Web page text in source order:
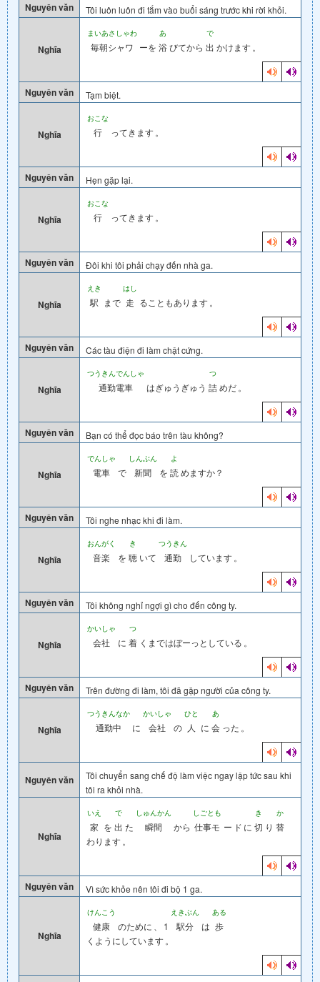
Nguyên văn Tôi luôn luôn đi tắm vào buổi sáng trước khi rời khỏi.
Nghĩa
まいあさしゃわ
毎朝シャワ ーを
あ
浴びてから
で
出 かけます 。
Nguyên văn Tạm biệt.
Nghĩa
おこな
行 ってきます 。
Nguyên văn Hẹn gặp lại.
Nghĩa
おこな
行 ってきます 。
Nguyên văn Đôi khi tôi phải chạy đến nhà ga.
Nghĩa
えき
駅 まで
はし
走 ることもあります 。
Nguyên văn Các tàu điện đi làm chật cứng.
Nghĩa
つうきんでんしゃ
通勤電車 はぎゅうぎゅう
つ
詰めだ 。
Nguyên văn Bạn có thể đọc báo trên tàu không?
Nghĩa
でんしゃ
電車 で
しんぶん
新聞 を
よ
読めますか？
Nguyên văn Tôi nghe nhạc khi đi làm.
Nghĩa
おんがく
音楽 を
き
聴 いて
つうきん
通勤 しています 。
Nguyên văn Tôi không nghỉ ngợi gì cho đến công ty.
Nghĩa
かいしゃ
会社 に
つ
着 くまではぼーっとしている 。
Nguyên văn Trên đường đi làm, tôi đã gặp người của công ty.
Nghĩa
つうきんなか
通勤中 に
かいしゃ
会社 の
ひと
人 に
あ
会 った 。
Nguyên văn
Tôi chuyển sang chế độ làm việc ngay lập tức sau khi
tôi ra khỏi nhà.
Nghĩa
いえ
家 を
で
出 た
しゅんかん
瞬間 から
しごとも
仕事モ ー ド に
き
切 り
か
替
わります 。
Nguyên văn Vì sức khỏe nên tôi đi bộ 1 ga.
Nghĩa
けんこう
健康 のために 1
えきぶん
駅分 は
ある
歩
くようにしています 。